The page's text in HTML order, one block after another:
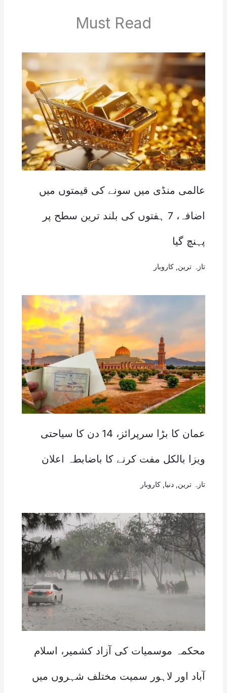
Must Read
عالمی منڈی میں سونے کی قیمتوں میں
اضافہ، 7 ہفتوں کی بلند ترین سطح پر
پہنچ گیا
تازہ ترین کاروبار
عمان کا بڑا سرپرائز، 14 دن کا سیاحتی
ویزا بالکل مفت کرنے کا باضابطہ اعلان
تازہ ترین دنیا کاروبار
محکمہ موسمیات کی آزاد کشمیر، اسلام
آباد اور لاہور سمیت مختلف شہروں میں